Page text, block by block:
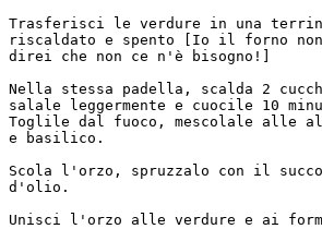
Trasferisci le verdure in una
riscaldato e spento [Io il forno
direi che non ce n'è bisogno!]
Nella stessa padella, scalda 2
salale leggermente e cuocile 10
Toglile dal fuoco, mescolale alle
e basilico.
Scola l'orzo, spruzzalo con il
d'olio.
Unisci l'orzo alle verdure e ai